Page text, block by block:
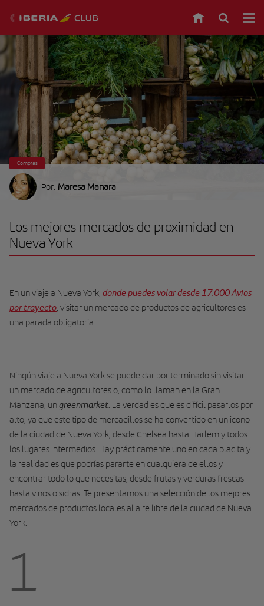
Compras
Por: Maresa Manara
Los mejores mercados de proximidad en
Nueva York
En un viaje a Nueva York, donde puedes volar desde 17.000 Avios
por trayecto , visitar un mercado de productos de agricultores es
una parada obligatoria.
Ningún viaje a Nueva York se puede dar por terminado sin visitar
un mercado de agricultores o, como lo llaman en la Gran
Manzana, ungreenmarket . La verdad es que es difícil pasarlos por
alto, ya que este tipo de mercadillos se ha convertido en un icono
de la ciudad de Nueva York, desde Chelsea hasta Harlem y todos
los lugares intermedios. Hay prácticamente uno en cada placita y
la realidad es que podrías pararte en cualquiera de ellos y
encontrar todo lo que necesitas, desde frutas y verduras frescas
hasta vinos o sidras. Te presentamos una selección de los mejores
mercados de productos locales al aire libre de la ciudad de Nueva
York.
1